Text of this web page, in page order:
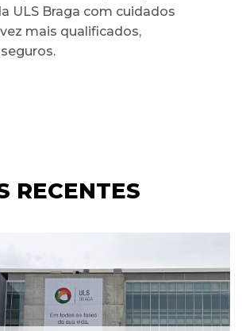
ULS Braga com cuidados
mais qualificados,
RECENTES